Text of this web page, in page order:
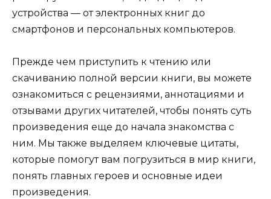
устройства — от электронных книг до
смартфонов и персональных компьютеров.
Прежде чем приступить к чтению или
скачиванию полной версии книги, вы можете
ознакомиться с рецензиями, аннотациями и
отзывами других читателей, чтобы понять суть
произведения еще до начала знакомства с
ним. Мы также выделяем ключевые цитаты,
которые помогут вам погрузиться в мир книги,
понять главных героев и основные идеи
произведения.